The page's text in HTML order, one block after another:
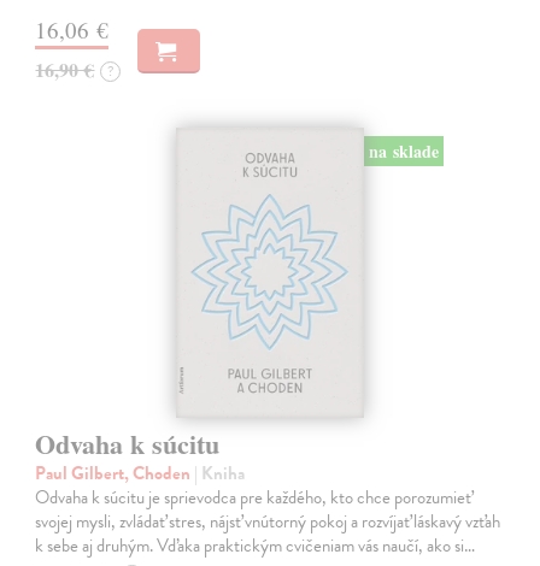
16,06 €
16,90 € ?
na sklade
Odvaha k súcitu
Paul Gilbert, Choden | Kniha
Odvaha k súcitu je sprievodca pre každého, kto chce porozumieť
svojej mysli, zvládať stres, nájsť vnútorný pokoj a rozvíjať láskavý vzťah
k sebe aj druhým. Vďaka praktickým cvičeniam vás naučí, ako si…